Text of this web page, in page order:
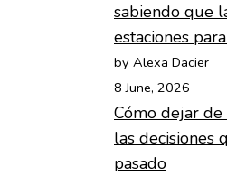
sabiendo que
estaciones
by Alexa Dacier
8 June, 2026
Cómo dejar
las decisiones
pasado